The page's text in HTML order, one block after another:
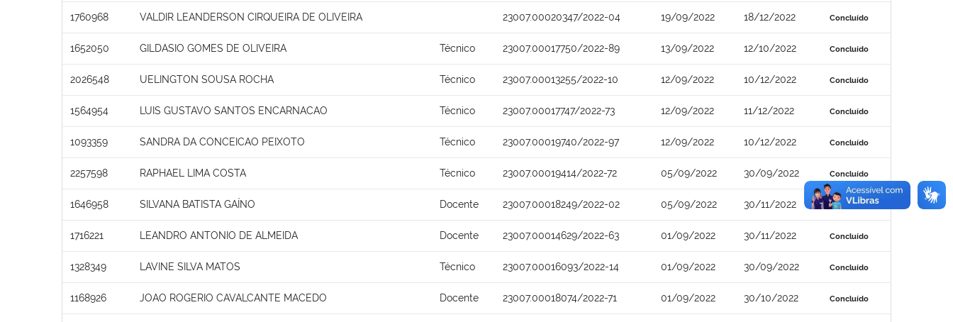
1760968 VALDIR LEANDERSON CIRQUEIRA DE OLIVEIRA 23007.00020347/2022-04 19/09/2022 18/12/2022 Concluído
1652050 GILDASIO GOMES DE OLIVEIRA Técnico 23007.00017750/2022-89 13/09/2022 12/10/2022 Concluído
2026548 UELINGTON SOUSA ROCHA Técnico 23007.00013255/2022-10 12/09/2022 10/12/2022 Concluído
1564954 LUIS GUSTAVO SANTOS ENCARNACAO Técnico 23007.00017747/2022-73 12/09/2022 11/12/2022 Concluído
1093359 SANDRA DA CONCEICAO PEIXOTO Técnico 23007.00019740/2022-97 12/09/2022 10/12/2022 Concluído
2257598 RAPHAEL LIMA COSTA Técnico 23007.00019414/2022-72 05/09/2022 30/09/2022 Concluído
1646958 SILVANA BATISTA GAÍNO Docente 23007.00018249/2022-02 05/09/2022 30/11/2022 Concluído
1716221 LEANDRO ANTONIO DE ALMEIDA Docente 23007.00014629/2022-63 01/09/2022 30/11/2022 Concluído
1328349 LAVINE SILVA MATOS Técnico 23007.00016093/2022-14 01/09/2022 30/09/2022 Concluído
1168926 JOAO ROGERIO CAVALCANTE MACEDO Docente 23007.00018074/2022-71 01/09/2022 30/10/2022 Concluído